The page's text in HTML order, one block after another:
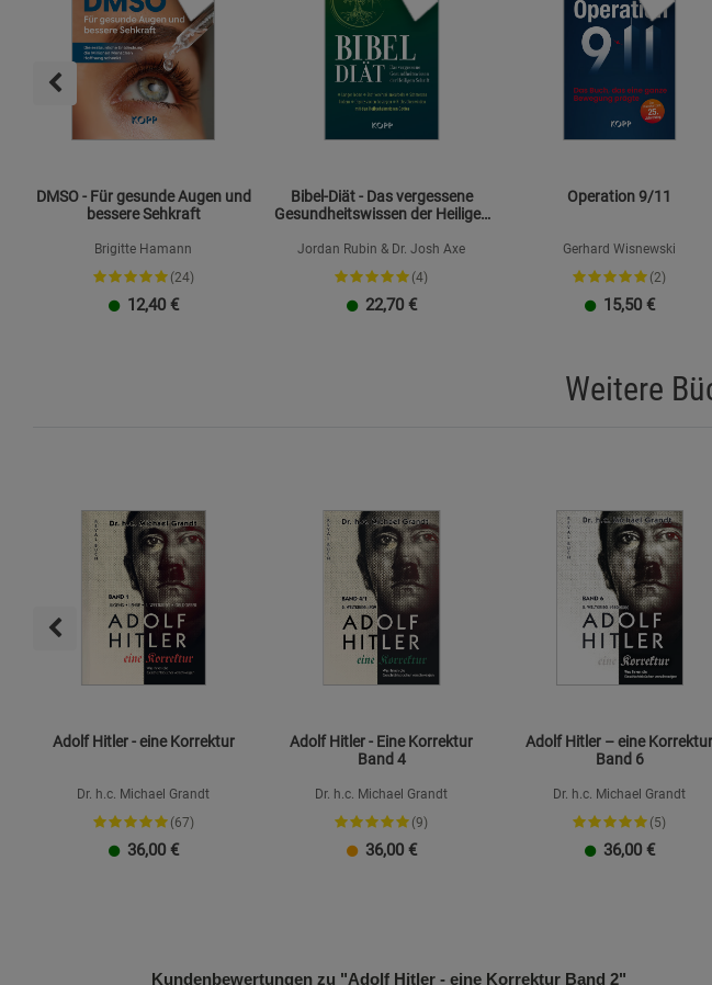
DMSO - Für gesunde Augen und
bessere Sehkraft
Brigitte Hamann
(24)
12,40 €
Bibel-Diät - Das vergessene
Gesundheitswissen der Heiligen
Jordan Rubin & Dr. Josh Axe
(4)
22,70 €
Operation 9/11
Gerhard Wisnewski
(2)
15,50 €
Weitere
Adolf Hitler - eine Korrektur
Dr. h.c. Michael Grandt
(67)
36,00 €
Adolf Hitler - Eine Korrektur
Band 4
Dr. h.c. Michael Grandt
(9)
36,00 €
Adolf Hitler – eine Korrektur
Band 6
Dr. h.c. Michael Grandt
(5)
36,00 €
Kundenbewertungen zu "Adolf Hitler - eine Korrektur Band 2"